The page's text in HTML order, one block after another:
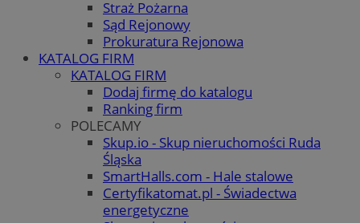
Straż Pożarna
Sąd Rejonowy
Prokuratura Rejonowa
KATALOG FIRM
KATALOG FIRM
Dodaj firmę do katalogu
Ranking firm
POLECAMY
Skup.io - Skup nieruchomości Ruda
Śląska
SmartHalls.com - Hale stalowe
Certyfikatomat.pl - Świadectwa
energetyczne